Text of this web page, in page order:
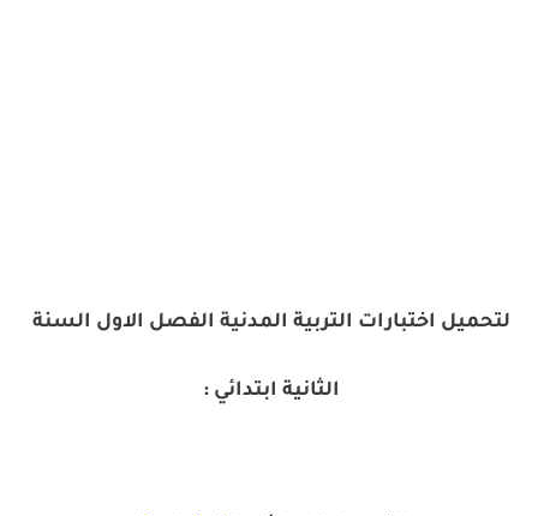
لتحميل اختبارات التربية المدنية الفصل الاول السنة
الثانية ابتدائي :